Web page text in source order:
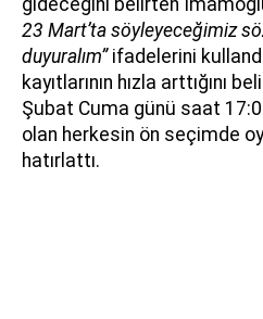
23 Mart’ta söyleyeceğimiz
duyuralım”ifadelerini
kayıtlarının hızla arttığını
Şubat Cuma günü saat
olan herkesin ön seçimde
hatırlattı.